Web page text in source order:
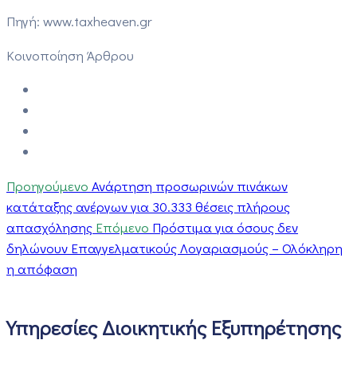
Πηγή: www.taxheaven.gr
Κοινοποίηση Άρθρου
Προηγούμενο Ανάρτηση προσωρινών πινάκων
κατάταξης ανέργων για 30.333 θέσεις πλήρους
απασχόλησης Επόμενο Πρόστιμα για όσους δεν
δηλώνουν Επαγγελματικούς Λογαριασμούς – Ολόκληρη
η απόφαση
Υπηρεσίες Διοικητικής Εξυπηρέτησης